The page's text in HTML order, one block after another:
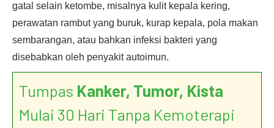
gatal selain ketombe, misalnya kulit kepala kering,
perawatan rambut yang buruk, kurap kepala, pola makan
sembarangan, atau bahkan infeksi bakteri yang
disebabkan oleh penyakit autoimun.
Tumpas Kanker, Tumor, Kista
Mulai 30 Hari Tanpa Kemoterapi